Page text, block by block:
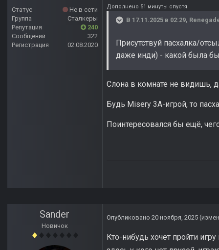
Статус
Не в сети
Группа
Сталкеры
Репутация
240
Сообщений
322
Регистрация
02.08.2020
Дополнено 51 минуты спустя
В 17.11.2025 в 02:29,
Присутствуй пасхалка/
даже инди) - какой была
Слона в комнате не видишь,
Будь Misery 3A-игрой, то
Поинтересовался бы ещё,
Sander
Новичок
Опубликовано 20 ноября, 2025
Кто-нибудь хочет пройти